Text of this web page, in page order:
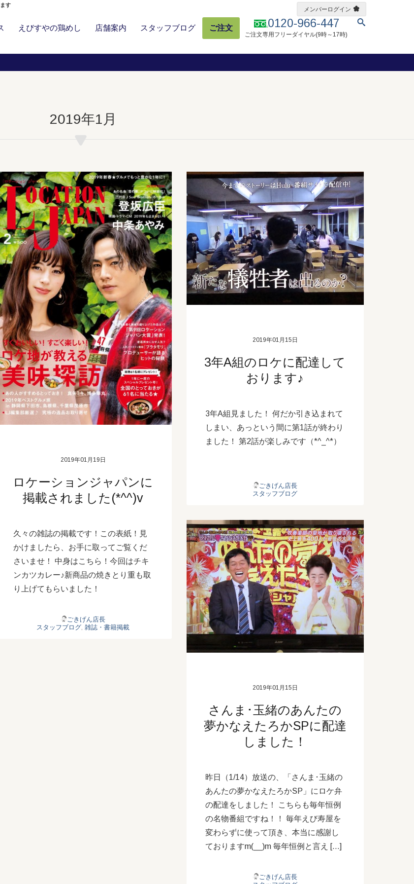
0120-966-447
ご注文専用フリーダイヤル(9時～17時)
えびすやの鶏めし 店舗案内 スタッフブログ ご注文
す
メンバーログイン
2019年1月
2019年01月19日
ロケーションジャパンに
掲載されました(*^^)v
久々の雑誌の掲載です！この表紙！見
かけましたら、お手に取ってご覧くだ
さいませ！ 中身はこちら！今回はチキ
ンカツカレー♪新商品の焼きとり重も取
り上げてもらいました！
ごきげん店長
スタッフブログ,雑誌・書籍掲載
2019年01月15日
3年A組のロケに配達して
おります♪
3年A組見ました！ 何だか引き込まれて
しまい、あっという間に第1話が終わり
ました！ 第2話が楽しみです（*^_^*）
ごきげん店長
スタッフブログ
2019年01月15日
さんま･玉緒のあんたの
夢かなえたろかSPに配達
しました！
昨日（1/14）放送の、「さんま･玉緒の
あんたの夢かなえたろかSP」にロケ弁
の配達をしました！ こちらも毎年恒例
の名物番組ですね！！ 毎年えび寿屋を
変わらずに使って頂き、本当に感謝し
ておりますm(__)m 毎年恒例と言え […]
ごきげん店長